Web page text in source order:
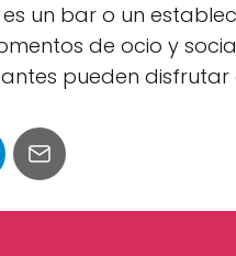
un bar o un
de ocio y
pueden